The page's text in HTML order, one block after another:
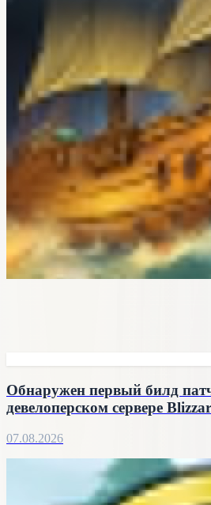
Обнаружен первый билд
девелоперском сервере
07.08.2026